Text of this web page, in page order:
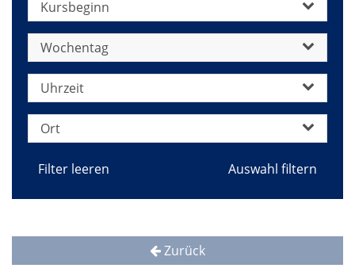
Kursbeginn
Wochentag
Uhrzeit
Ort
Filter leeren
Zurück